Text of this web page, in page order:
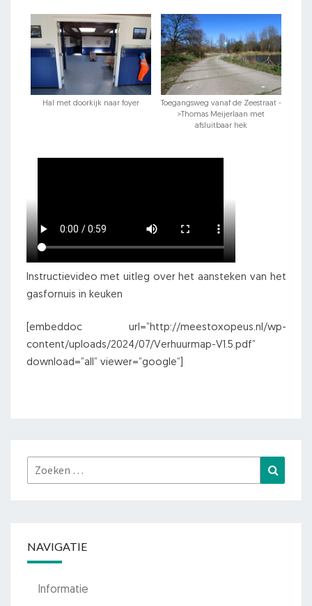
Hal met doorkijk naar foyer
Toegangsweg vanaf de Zeestraat -
>Thomas Meijerlaan met
afsluitbaar hek
Instructievideo met uitleg over het aansteken van het
gasfornuis in keuken
[embeddoc url=”http://meestoxopeus.nl/wp-
content/uploads/2024/07/Verhuurmap-V1.5.pdf”
download=”all” viewer=”google”]
Zoeken
naar:
NAVIGATIE
Informatie